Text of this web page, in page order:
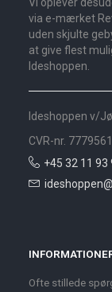
via e-mærket
uden skjulte
at give flest
Ideshoppen.
Ideshoppen v/
CVR-nr.
+45 32 11 93
Ofte stillede